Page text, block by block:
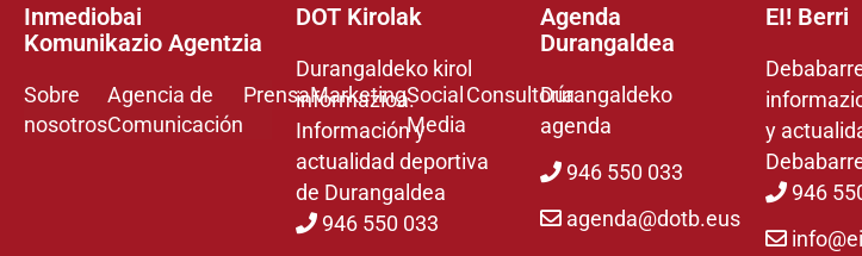
Inmediobai
Komunikazio Agentzia
Sobre
nosotros
Agencia de
Comunicación
PrensaMarketingSocial
Media
Consultoría
DOT Kirolak
Durangaldeko kirol
informazioa.
Información y
actualidad deportiva
de Durangaldea
946 550 033
Agenda
Durangaldea
Durangaldeko
agenda
946 550 033
agenda@dotb.eus
EI! Berri
y
946